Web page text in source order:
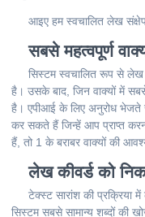
आइए हम स्वचालित लेख
सबसे महत्वपूर्ण
सिस्टम स्वचालित रूप से लेख
है। उसके बाद, जिन वाक्यों में
है। एपीआई के लिए अनुरोध भेजते
कर सकते हैं जिन्हें आप प्राप्त
हैं, तो 1 के बराबर वाक्यों की
लेख कीवर्ड को
टेक्स्ट सारांश की प्रक्रिया
सिस्टम सबसे सामान्य शब्दों की